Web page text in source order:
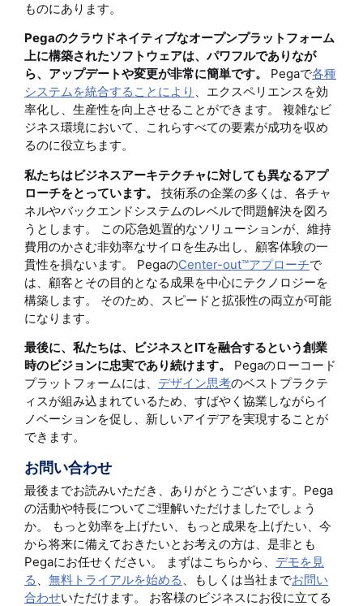
ものにあります。
Pegaのクラウドネイティブなオープンプラットフォーム
上に構築されたソフトウェアは、パワフルでありなが
ら、アップデートや変更が非常に簡単です。
Pegaで各種
システムを統合することにより 、エクスペリエンスを効
率化し、生産性を向上させることができます。 複雑なビ
ジネス環境において、これらすべての要素が成功を収め
るのに役立ちます。
私たちはビジネスアーキテクチャに対しても異なるアプ
ローチをとっています。
技術系の企業の多くは、各チャ
ネルやバックエンドシステムのレベルで問題解決を図ろ
うとします。 この応急処置的なソリューションが、維持
費用のかさむ非効率なサイロを生み出し、顧客体験の一
貫性を損ないます。 PegaのCenter-out™アプローチで
は、顧客とその目的となる成果を中心にテクノロジーを
構築します。 そのため、スピードと拡張性の両立が可能
になります。
最後に、私たちは、ビジネスとITを融合するという創業
時のビジョンに忠実であり続けます。
Pegaのローコード
プラットフォームには、 デザイン思考のベストプラクテ
ィスが組み込まれているため、すばやく協業しながらイ
ノベーションを促し、新しいアイデアを実現することが
できます。
お問い合わせ
最後までお読みいただき、ありがとうございます。Pega
の活動や特長についてご理解いただけましたでしょう
か。 もっと効率を上げたい、もっと成果を上げたい、今
から将来に備えておきたいとお考えの方は、是非とも
Pegaにお任せください。 まずはこちらから、 デモを見
る
無料トライアルを始める 、もしくは当社までお問い
合わせいただけます。 お客様のビジネスにお役に立てる